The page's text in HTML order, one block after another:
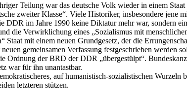
Teilung war das deutsche Volk wieder in einem
zweiter Klasse“. Viele Historiker, insbesondere
im Jahre 1990 keine Diktatur mehr war, sondern
die Verwirklichung eines „Sozialismus mit
Staat mit einem neuen Grundgesetz, der die
gemeinsamen Verfassung festgeschrieben werden
der BRD der DDR „übergestülpt“.
war für ihn unantastbar.
auf humanistisch-sozialistischen Wurzeln
letzteren stützen.